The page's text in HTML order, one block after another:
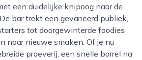
een duidelijke knipoog naar de
bar trekt een gevarieerd publiek,
tot doorgewinterde foodies
naar nieuwe smaken. Of je nu
proeverij, een snelle borrel na